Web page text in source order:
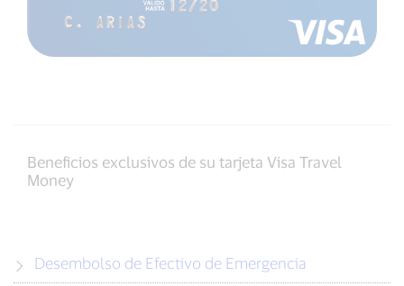
Beneficios exclusivos de su tarjeta Visa Travel
Money
Desembolso de Efectivo de Emergencia